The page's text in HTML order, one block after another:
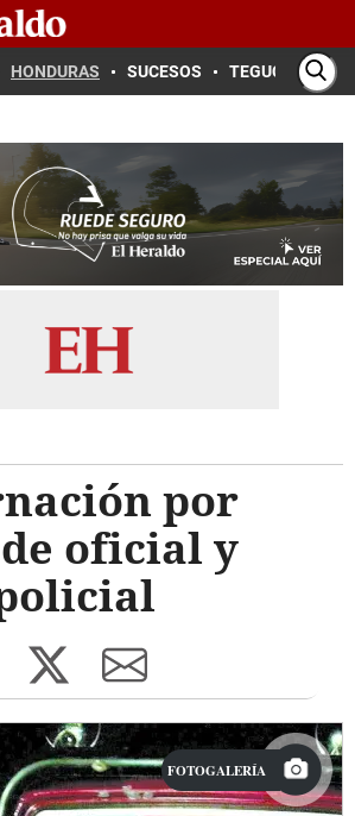
HONDURAS SUCESOS TEGUCIGALPA
por
oficial y
FOTOGALERÍA